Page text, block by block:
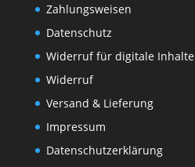
Zahlungsweisen
Datenschutz
Widerruf für digitale Inhalte
Widerruf
Versand & Lieferung
Impressum
Datenschutzerklärung